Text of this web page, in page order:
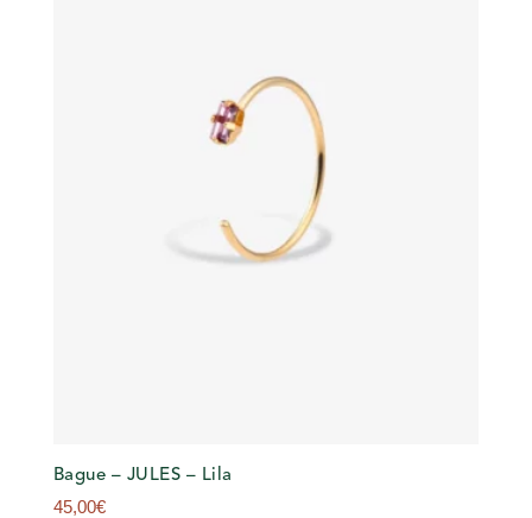
Bague – JULES – Lila
45,00€